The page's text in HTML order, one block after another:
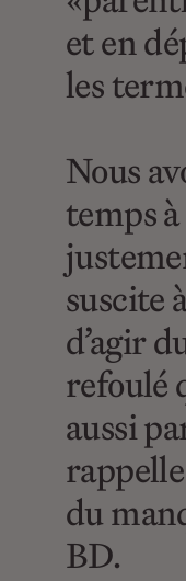
et en
les
Nous
temps
suscite
d’agir
refoulé
aussi
du
BD.